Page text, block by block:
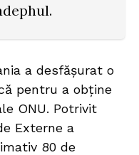
a desfășurat o
pentru a obține
ONU. Potrivit
Externe a
80 de